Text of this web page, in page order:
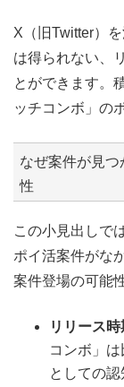
X（旧Twitter）
は得られない、
とができます。
ッチコンボ」の
なぜ案件が見
性
この小見出しで
ポイ活案件がな
案件登場の可能
リリース
コンボ」
としての